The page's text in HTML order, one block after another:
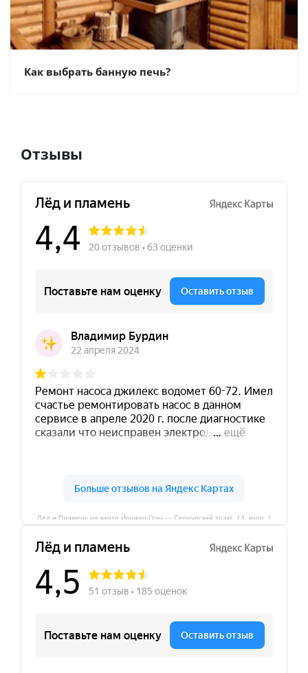
Как выбрать банную печь?
Отзывы
Лёд и Пламень на карте Йошкар‑Олы — Сернурский тракт, 13, корп. 1